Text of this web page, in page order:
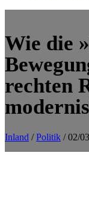
Wie die
rechten
Inland /Politik / 02/